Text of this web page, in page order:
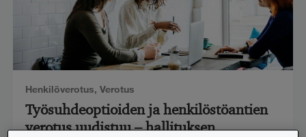
Henkilöverotus, Verotus
Työsuhdeoptioiden ja henkilöstöantien
verotus uudistuu – hallituksen